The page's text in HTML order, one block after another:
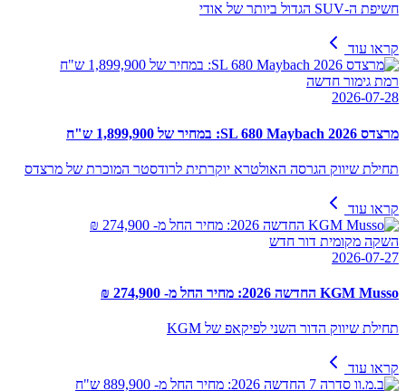
חשיפת ה-SUV הגדול ביותר של אודי
קראו עוד
רמת גימור חדשה
2026-07-28
מרצדס SL 680 Maybach 2026: במחיר של 1,899,900 ש"ח
תחילת שיווק הגרסה האולטרא יוקרתית לרודסטר המוכרת של מרצדס
קראו עוד
השקה מקומית דור חדש
2026-07-27
KGM Musso החדשה 2026: מחיר החל מ- 274,900 ₪
תחילת שיווק הדור השני לפיקאפ של KGM
קראו עוד